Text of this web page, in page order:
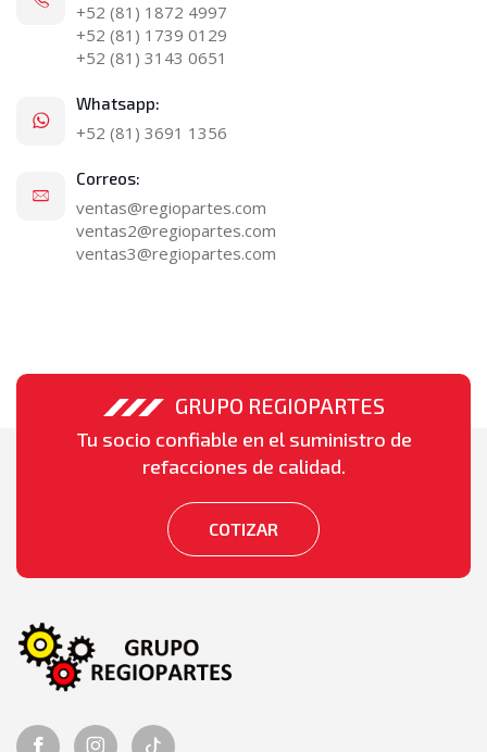
+52 (81) 1872 4997
+52 (81) 1739 0129
+52 (81) 3143 0651
Whatsapp:
+52 (81) 3691 1356
Correos:
ventas@regiopartes.com
ventas2@regiopartes.com
ventas3@regiopartes.com
GRUPO REGIOPARTES
Tu socio confiable en el suministro de
refacciones de calidad.
COTIZAR